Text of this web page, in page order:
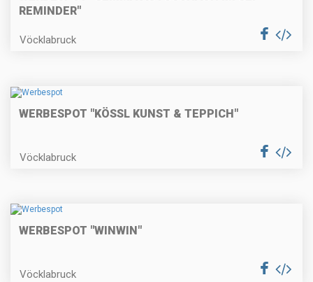
REMINDER"
Vöcklabruck
WERBESPOT "KÖSSL KUNST & TEPPICH"
Vöcklabruck
WERBESPOT "WINWIN"
Vöcklabruck